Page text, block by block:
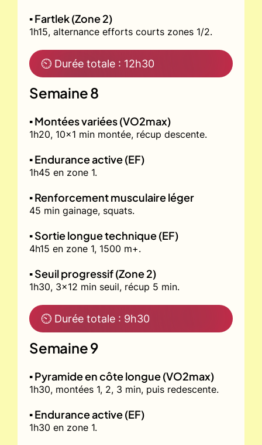
▪️ Fartlek (Zone 2)
1h15, alternance efforts courts zones 1/2.
⏲ Durée totale : 12h30
Semaine 8
▪️ Montées variées (VO2max)
1h20, 10x1 min montée, récup descente.
▪️ Endurance active (EF)
1h45 en zone 1.
▪️ Renforcement musculaire léger
45 min gainage, squats.
▪️ Sortie longue technique (EF)
4h15 en zone 1, 1500 m+.
▪️ Seuil progressif (Zone 2)
1h30, 3x12 min seuil, récup 5 min.
⏲ Durée totale : 9h30
Semaine 9
▪️ Pyramide en côte longue (VO2max)
1h30, montées 1, 2, 3 min, puis redescente.
▪️ Endurance active (EF)
1h30 en zone 1.